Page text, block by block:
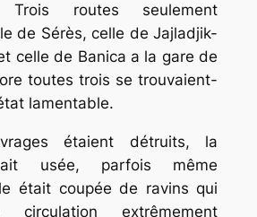
Trois routes seulement
de Sérès, celle de Jajladjik-
celle de Banica a la gare de
toutes trois se trouvaient-
lamentable.
étaient détruits, la
usée, parfois même
était coupée de ravins qui
circulation extrêmement